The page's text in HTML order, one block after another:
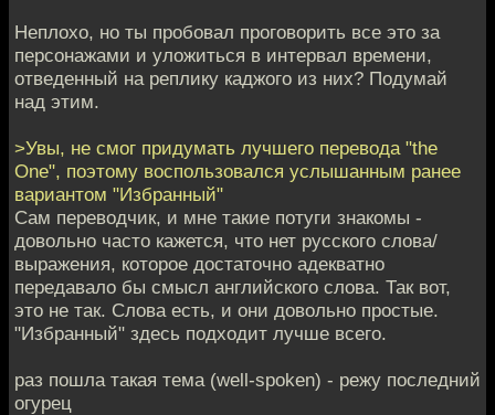
Неплохо, но ты пробовал проговорить все это за
персонажами и уложиться в интервал времени,
отведенный на реплику каджого из них? Подумай
над этим.
>Увы, не смог придумать лучшего перевода "the
One", поэтому воспользовался услышанным ранее
вариантом "Избранный"
Сам переводчик, и мне такие потуги знакомы -
довольно часто кажется, что нет русского слова/
выражения, которое достаточно адекватно
передавало бы смысл английского слова. Так вот,
это не так. Слова есть, и они довольно простые.
"Избранный" здесь подходит лучше всего.
раз пошла такая тема (well-spoken) - режу последний
огурец